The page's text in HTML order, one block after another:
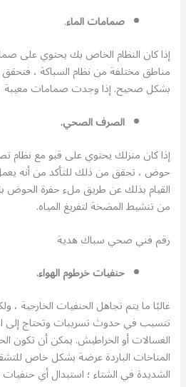
صمامات الماء.
إذا كان النظام الخاص بك يحتوي على
مناطق مختلفة من نظام السباكة ، فتحقق
بشكل صحيح. إذا وجدت صمامات معيبة ،
الصرف الصحي.
إذا كان منزلك يحتوي على قبو مع
حوض ، تحقق من ذلك للتأكد من أنه
القيام بذلك عن طريق ملء حفرة الحوض
من تنشيط المضخة لتفريغ المياه.
رقم فني صحي سباك هدية
حنفيات خرطوم الهواء.
غالبًا ما يتم تجاهل الحنفيات الخارجية
تتسبب في حدوث تسريبات وتحتاج إلى
الغسالات أو الخراطيش. يمكن أن تكون
المناخات الباردة عرضة بشكل خاص
الشديدة في الشتاء ؛ استبدال أي